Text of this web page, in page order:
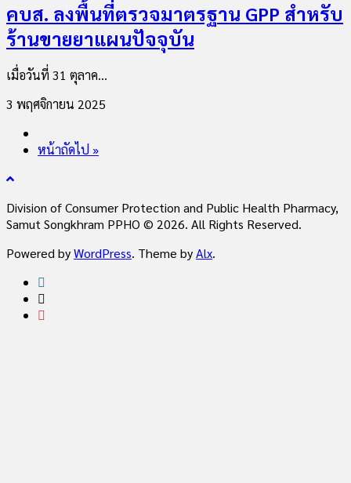
คบส. ลงพื้นที่ตรวจมาตรฐาน GPP สำหรับ
ร้านขายยาแผนปัจจุบัน
เมื่อวันที่ 31 ตุลาค...
3 พฤศจิกายน 2025
หน้าถัดไป »
Division of Consumer Protection and Public Health Pharmacy,
Samut Songkhram PPHO © 2026. All Rights Reserved.
Powered byWordPress. Theme byAlx.